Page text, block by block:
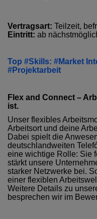
Vertragsart: Teilzeit,
Eintritt: ab
Top #Skills: #Market
#Projektarbeit
Flex and Connect –
ist.
Unser flexibles
Arbeitsort und deine
Dabei spielt die
deutschlandweiten
eine wichtige Rolle: Sie
stärkt unsere
starker Netzwerke bei.
einer flexiblen
Weitere Details zu
besprechen wir im